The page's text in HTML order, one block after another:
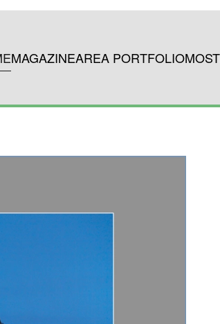
MAGAZINEAREA PORTFOLIO